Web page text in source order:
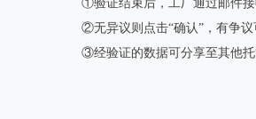
①验证结束后，工厂通过邮件接
②无异议则点击“确认”，有争议
③经验证的数据可分享至其他托